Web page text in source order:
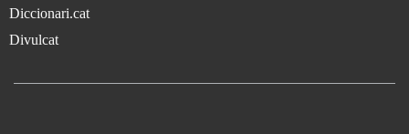
Diccionari.cat
Divulcat